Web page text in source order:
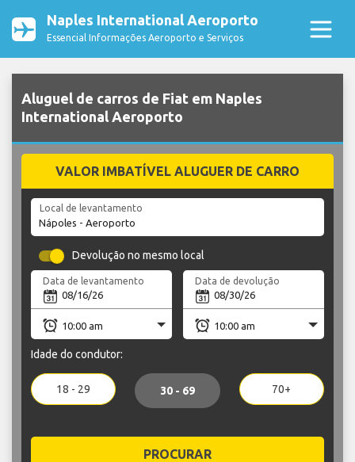
Naples International Aeroporto
Essencial Informações Aeroporto e Serviços
Aluguel de carros de Fiat em Naples
International Aeroporto
VALOR IMBATÍVEL ALUGUER DE CARRO
Local de levantamento
Devolução no mesmo local
Data de levantamento Data de devolução
Idade do condutor:
18 - 29 30 - 69 70+
PROCURAR